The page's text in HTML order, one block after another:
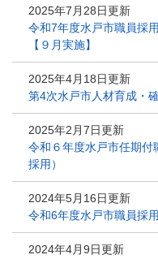
2025年7月28日更新
令和7年度水戸市職員採
【９月実施】
2025年4月18日更新
第4次水戸市人材育成・
2025年2月7日更新
令和６年度水戸市任期付
採用）
2024年5月16日更新
令和6年度水戸市職員採
2024年4月9日更新